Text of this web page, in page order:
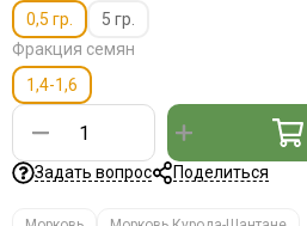
0,5 гр.
5 гр.
Фракция семян
1,4-1,6
Задать вопрос Поделиться